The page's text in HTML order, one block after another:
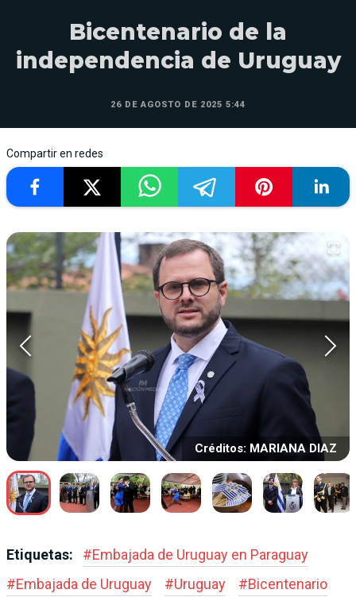
Bicentenario de la
independencia de Uruguay
26 DE AGOSTO DE 2025 5:44
Compartir en redes
Créditos: MARIANA DIAZ
Etiquetas: #Embajada de Uruguay en Paraguay
#Embajada de Uruguay #Uruguay #Bicentenario